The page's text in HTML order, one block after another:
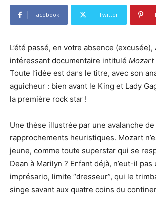
Facebook Twitter
L’été passé, en votre absence
intéressant documentaire intitulé Mozart
Toute l’idée est dans le titre, avec son
aguicheur : bien avant le King et Lady
la première rock star !
Une thèse illustrée par une avalanche de
rapprochements heuristiques. Mozart
jeune, comme toute superstar qui se
Dean à Marilyn ? Enfant déjà, n’eut-il pas
imprésario, limite “dresseur”, qui le
singe savant aux quatre coins du